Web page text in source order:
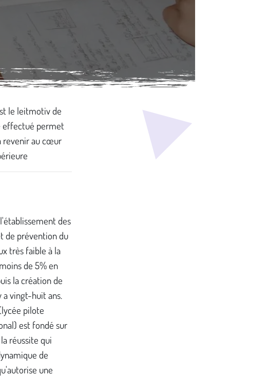
le leitmotiv de
effectué permet
revenir au cœur
des
de prévention du
très faible à la
de 5% en
la création de
a vingt-huit ans.
pilote
est fondé sur
réussite qui
de
une